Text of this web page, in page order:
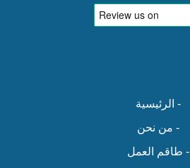
- الرئيسية
- من نحن
- طاقم العمل